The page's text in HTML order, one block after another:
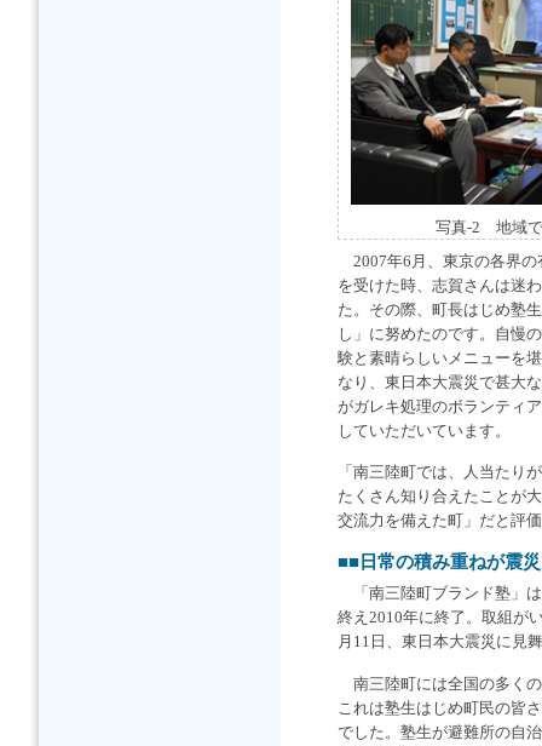
写真-2 地域
2007年6月、東京の各界の
を受けた時、志賀さんは迷
た。その際、町長はじめ塾
し」に努めたのです。自慢
験と素晴らしいメニューを
なり、東日本大震災で甚大
がガレキ処理のボランティ
していただいています。
「南三陸町では、人当たり
たくさん知り合えたことが
交流力を備えた町」だと評
■■日常の積み重ねが震
「南三陸町ブランド塾」
終え2010年に終了。取組が
月11日、東日本大震災に見
南三陸町には全国の多く
これは塾生はじめ町民の皆
でした。塾生が避難所の自